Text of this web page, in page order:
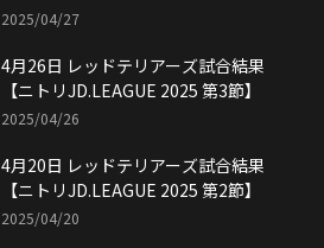
2025/04/27
4月26日 レッドテリアーズ試合結果
【ニトリJD.LEAGUE 2025 第3節】
2025/04/26
4月20日 レッドテリアーズ試合結果
【ニトリJD.LEAGUE 2025 第2節】
2025/04/20